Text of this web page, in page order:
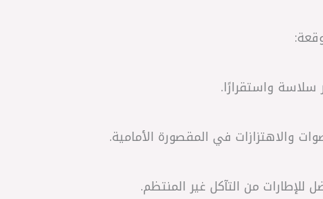
سلاسة واستقرارًا.
والاهتزازات في المقصورة الأمامية.
للإطارات من التآكل غير المنتظم.